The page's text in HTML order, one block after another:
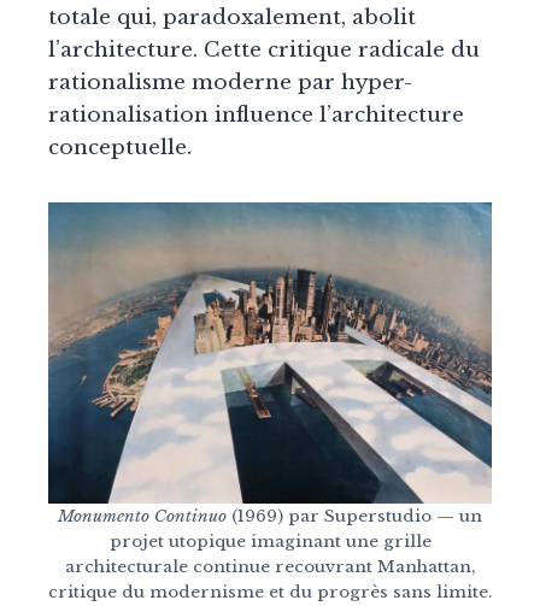
totale qui, paradoxalement, abolit
l’architecture. Cette critique radicale du
rationalisme moderne par hyper-
rationalisation influence l’architecture
conceptuelle.
Monumento Continuo (1969) par Superstudio — un
projet utopique imaginant une grille
architecturale continue recouvrant Manhattan,
critique du modernisme et du progrès sans limite.